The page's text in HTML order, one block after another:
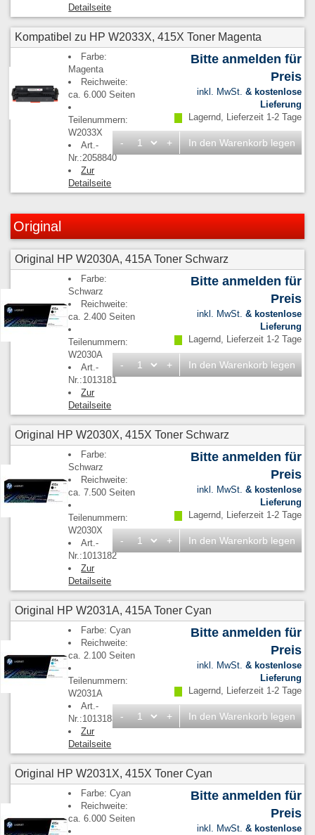
Detailseite
Kompatibel zu HP W2033X, 415X Toner Magenta
Farbe:
Magenta
Reichweite:
ca. 6.000 Seiten
Teilenummern:
W2033X
Art.-
Nr.:2058840
Zur
Detailseite
Bitte anmelden für
Preis
inkl. MwSt. & kostenlose
Lieferung
Lagernd, Lieferzeit 1-2 Tage
- + In den Warenkorb legen
Original
Original HP W2030A, 415A Toner Schwarz
Farbe:
Schwarz
Reichweite:
ca. 2.400 Seiten
Teilenummern:
W2030A
Art.-
Nr.:1013181
Zur
Detailseite
Bitte anmelden für
Preis
inkl. MwSt. & kostenlose
Lieferung
Lagernd, Lieferzeit 1-2 Tage
- + In den Warenkorb legen
Original HP W2030X, 415X Toner Schwarz
Farbe:
Schwarz
Reichweite:
ca. 7.500 Seiten
Teilenummern:
W2030X
Art.-
Nr.:1013182
Zur
Detailseite
Bitte anmelden für
Preis
inkl. MwSt. & kostenlose
Lieferung
Lagernd, Lieferzeit 1-2 Tage
- + In den Warenkorb legen
Original HP W2031A, 415A Toner Cyan
Farbe: Cyan
Reichweite:
ca. 2.100 Seiten
Teilenummern:
W2031A
Art.-
Nr.:1013183
Zur
Detailseite
Bitte anmelden für
Preis
inkl. MwSt. & kostenlose
Lieferung
Lagernd, Lieferzeit 1-2 Tage
- + In den Warenkorb legen
Original HP W2031X, 415X Toner Cyan
Farbe: Cyan
Reichweite:
ca. 6.000 Seiten
Bitte anmelden für
Preis
inkl. MwSt. & kostenlose